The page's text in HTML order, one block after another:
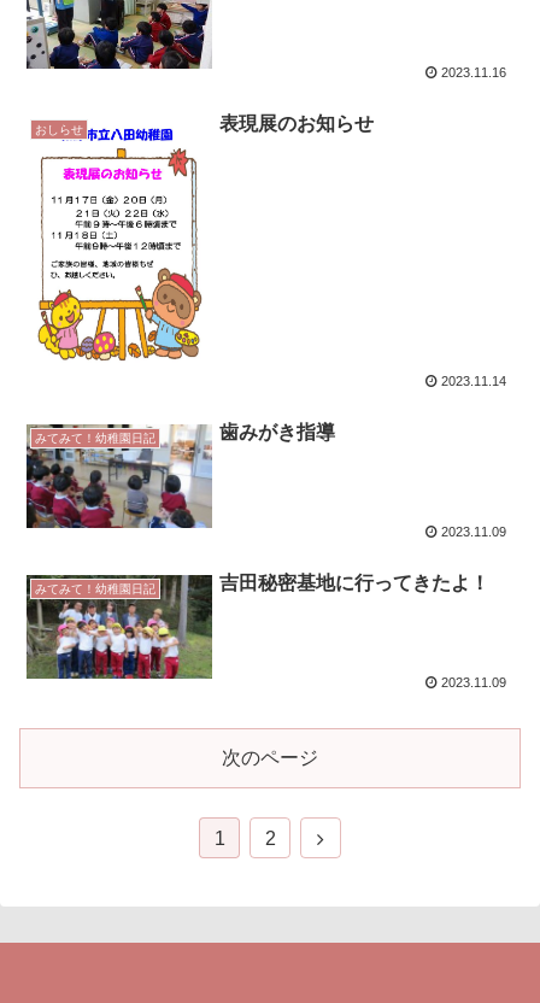
2023.11.16
おしらせ 表現展のお知らせ
2023.11.14
みてみて！幼稚園日記 歯みがき指導
2023.11.09
みてみて！幼稚園日記 吉田秘密基地に行ってきたよ！
2023.11.09
次のページ
1 2